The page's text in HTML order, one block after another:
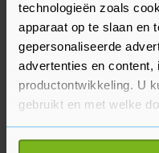
technologieën zoals
apparaat op te slaan en
gepersonaliseerde
advertenties en content,
productontwikkeling. U
gebruikt en met welke
Als u het toestaat, willen
Alex Albon kwam de
door. De Thaise
weken geleden de
vervanger Nyck de
negende en pakte
punten. Albon is